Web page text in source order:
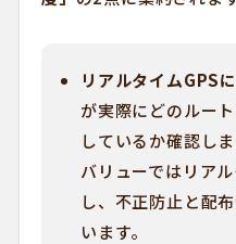
リアルタイムGPS
が実際にどのルー
しているか確認し
バリューではリア
し、不正防止と配
います。